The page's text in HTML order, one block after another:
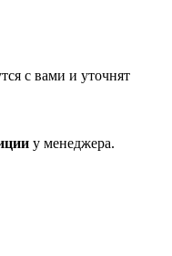
с вами и уточнят
у менеджера.